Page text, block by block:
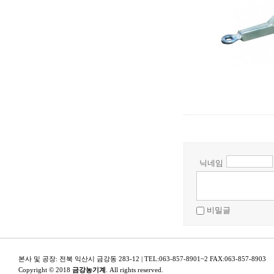
닉네임
비밀글
본사 및 공장: 전북 익산시 금강동 283-12 | TEL:063-857-8901~2 FAX:063-857-8903
Copyright © 2018 금강농기계 . All rights reserved.